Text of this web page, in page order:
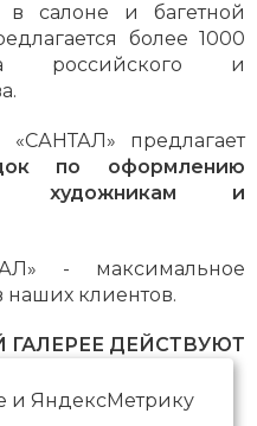
салоне и багетной
более 1000
российского и
«САНТАЛ» предлагает
по оформлению
художникам и
- максимальное
наших клиентов.
ГАЛЕРЕЕ ДЕЙСТВУЮТ
и ЯндексМетрику